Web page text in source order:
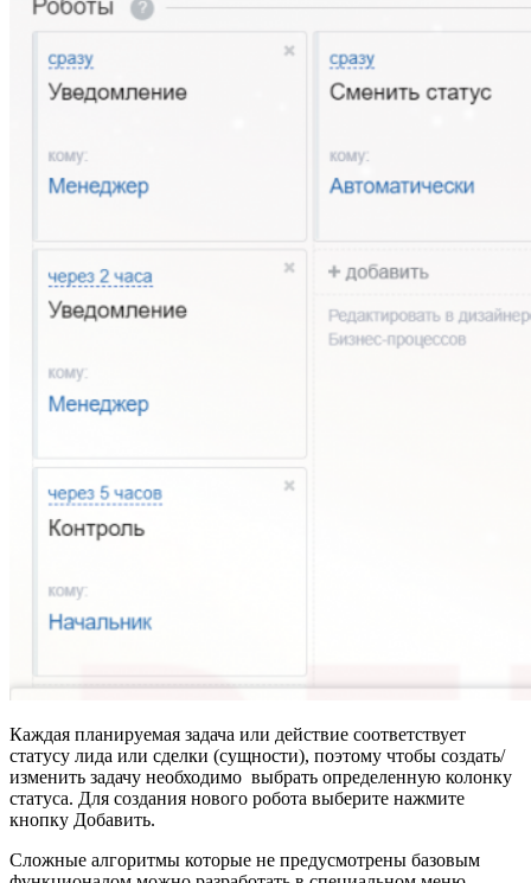
Каждая планируемая задача или действие соответствует
статусу лида или сделки (сущности), поэтому чтобы создать/
изменить задачу необходимо выбрать определенную колонку
статуса. Для создания нового робота выберите нажмите
кнопку Добавить.
Сложные алгоритмы которые не предусмотрены базовым